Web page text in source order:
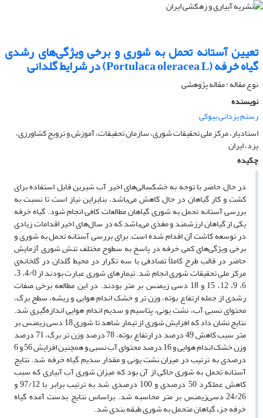
تعیین آستانه تحمل به شوری و برخی ویژگی‌های رشدی
گیاه خرفه (Portulaca oleracea L) در شرایط گلدانی
نوع مقاله : مقاله پژوهشی
نویسنده
رستم یزدانی بیوکی
استادیار، مرکز ملی تحقیقات شوری، سازمان تحقیقات، آموزش و ترویج کشاورزی،
یزد، ایران
چکیده
در حال حاضر با توجه به خشکسالی‌های اخیر آب شیرین قابل استفاده برای
کشت و کار گیاهان در حال کاهش می‌باشد، بنابراین نیاز است تا نسبت به
بررسی آستانه تحمل به شوری گیاهان مطالعات کافی انجام شود. گیاه خرفه
یکی از گیاهان ارزشمند و مغذی می‌باشد که در سال‌های اخیر اقدامات زیادی
در توسعه کاشت آن اقدام شده است. برای بررسی آستانه تحمل به شوری و
برخی ویژگی‌های کمی خرفه در پاسخ به سطوح مختلف تنش شوری آزمایش
حاضر در قالب طرح کاملاً تصادفی با سه تکرار در محیط گلدان در گلخانه‌ی
مرکز ملی تحقیقات شوری انجام شد. تیمارهای شوری عبارت بودند از 4/0، 3،
6، 9، 12، 15 و 18 دسی زیمنس بر متر بودند. در این مطالعه برخی صفات
رشدی از جمله ارتفاع بوته، وزن تر و خشک اندام هوایی و ریشه، سطح برگ،
محتوای نسبی آب، نشت یونی، پتاسیم و سدیم اندام هوایی اندازه‌گیری شد.
نتایج نشان داد که افزایش شوری از تیمار شاهد تا شوری 18 دسی زیمنس بر
متر سبب کاهش 49 درصد در ارتفاع بوته، 78 درصد وزن تر برگ، 71 درصد
وزن خشک اندام هوایی و 16 درصد محتوای آب نسبی و همچنین افزایش 56 و 6
درصدی به ترتیب در میزان نشت یونی و مقدار سدیم گیاه خرفه شد. نتایج
آستانه تحمل به شوری حاکی از آن بود که میزان شوری آب آبیاری که سبب
کاهش عملکرد 50 درصدی و 100 درصدی شد به ترتیب برابر با 97/12 و
24/26 دسی‌زیمنس بر متر محاسبه شد. براساس نتایج بدست آمده گیاه
خرفه جزء گیاهان متحمل به شوری طبقه بندی شد.